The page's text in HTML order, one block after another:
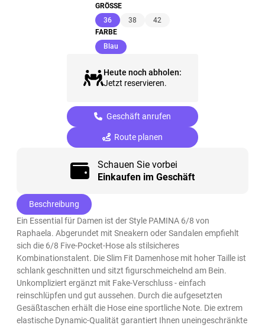
GRÖSSE
36(ausgewählt)
38
42
FARBE
Blau(ausgewählt)
Heute noch abholen:
Jetzt reservieren.
Geschäft anrufen
Route planen
Schauen Sie vorbei
Einkaufen im Geschäft
Beschreibung
Ein Essential für Damen ist der Style PAMINA 6/8 von
Raphaela. Abgerundet mit Sneakern oder Sandalen empfiehlt
sich die 6/8 Five-Pocket-Hose als stilsicheres
Kombinationstalent. Die Slim Fit Damenhose mit hoher Taille ist
schlank geschnitten und sitzt figurschmeichelnd am Bein.
Unkompliziert ergänzt mit Fake-Verschluss - einfach
reinschlüpfen und gut aussehen. Durch die aufgesetzten
Gesäßtaschen erhält die Hose eine sportliche Note. Die extrem
elastische Dynamic-Qualität garantiert Ihnen uneingeschränkte